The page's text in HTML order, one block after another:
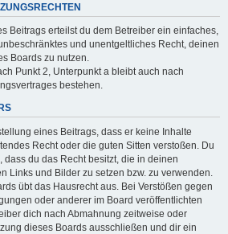
Beitrags erteilst du dem Betreiber ein einfaches,
und unentgeltliches Recht, deinen
Boards zu nutzen.
Punkt 2, Unterpunkt a bleibt auch nach
bestehen.
eines Beitrags, dass er keine Inhalte
Recht oder die guten Sitten verstoßen. Du
dass du das Recht besitzt, die in deinen
Links und Bilder zu setzen bzw. zu verwenden.
übt das Hausrecht aus. Bei Verstößen gegen
oder anderer im Board veröffentlichten
dich nach Abmahnung zeitweise oder
dieses Boards ausschließen und dir ein